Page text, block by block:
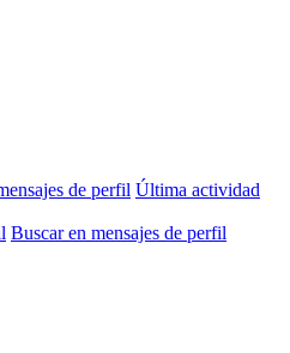
de perfil Última actividad
Buscar en mensajes de perfil